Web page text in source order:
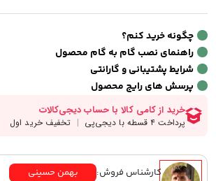
چگونه خرید کنم؟
راهنمای نصب گام به گام محصول
شرایط پشتیبانی و گارانتی
پرسش های رایج محصول
کارشناس فروش: بهمن حسینی